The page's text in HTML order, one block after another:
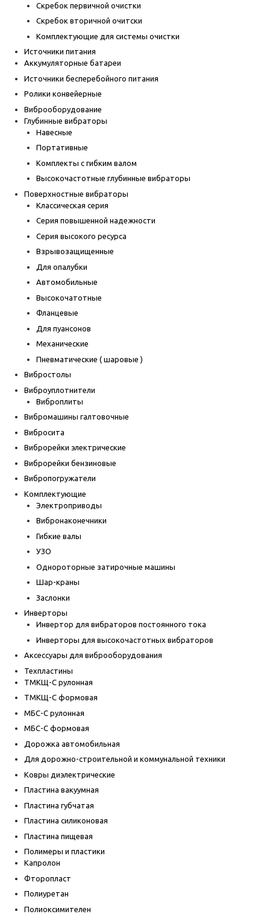
Скребок первичной очистки
Скребок вторичной очитски
Комплектующие для системы очистки
Источники питания
Аккумуляторные батареи
Источники бесперебойного питания
Ролики конвейерные
Виброоборудование
Глубинные вибраторы
Навесные
Портативные
Комплекты с гибким валом
Высокочастотные глубинные вибраторы
Поверхностные вибраторы
Классическая серия
Серия повышенной надежности
Серия высокого ресурса
Взрывозащищенные
Для опалубки
Автомобильные
Высокочатотные
Фланцевые
Для пуансонов
Механические
Пневматические ( шаровые )
Вибростолы
Виброуплотнители
Виброплиты
Вибромашины галтовочные
Вибросита
Виброрейки электрические
Виброрейки бензиновые
Вибропогружатели
Комплектующие
Электроприводы
Вибронаконечники
Гибкие валы
УЗО
Однороторные затирочные машины
Шар-краны
Заслонки
Инверторы
Инвертор для вибраторов постоянного тока
Инверторы для высокочастотных вибраторов
Аксессуары для виброоборудования
Техпластины
ТМКЩ-С рулонная
ТМКЩ-С формовая
МБС-С рулонная
МБС-С формовая
Дорожка автомобильная
Для дорожно-строительной и коммунальной техники
Ковры диэлектрические
Пластина вакуумная
Пластина губчатая
Пластина силиконовая
Пластина пищевая
Полимеры и пластики
Капролон
Фторопласт
Полиуретан
Полиоксимителен